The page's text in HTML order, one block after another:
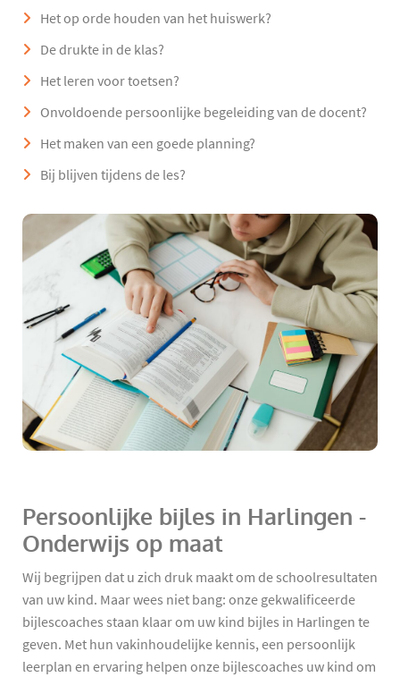
Het op orde houden van het huiswerk?
De drukte in de klas?
Het leren voor toetsen?
Onvoldoende persoonlijke begeleiding van de docent?
Het maken van een goede planning?
Bij blijven tijdens de les?
Persoonlijke bijles in Harlingen -
Onderwijs op maat
Wij begrijpen dat u zich druk maakt om de schoolresultaten
van uw kind. Maar wees niet bang: onze gekwalificeerde
bijlescoaches staan klaar om uw kind bijles in Harlingen te
geven. Met hun vakinhoudelijke kennis, een persoonlijk
leerplan en ervaring helpen onze bijlescoaches uw kind om